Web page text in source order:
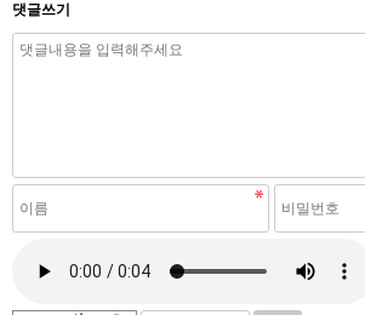
댓글쓰기